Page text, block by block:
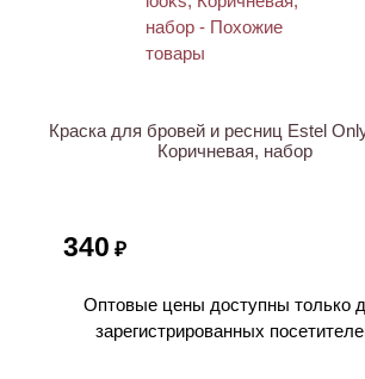
Краска для бровей и ресниц Estel
Коричневая, набор
340 ₽
Оптовые цены доступны только
зарегистрированных